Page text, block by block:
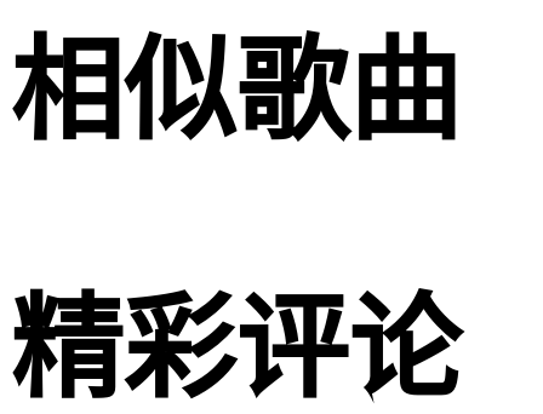
相似歌曲
精彩评论